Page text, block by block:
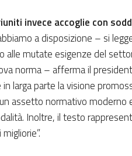
invece accoglie con
a disposizione – si
alle mutate esigenze del
norma – afferma il
in larga parte la visione
assetto normativo moderno
Inoltre, il testo